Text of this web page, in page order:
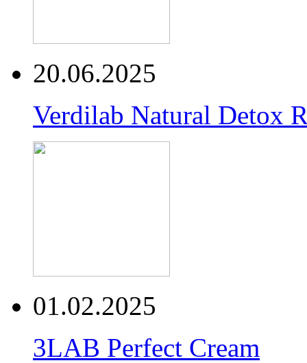
20.06.2025
Verdilab Natural Detox
01.02.2025
3LAB Perfect Cream